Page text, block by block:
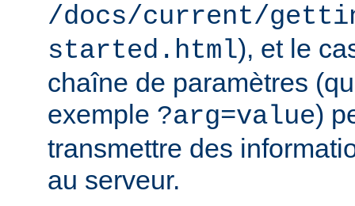
/docs/current/
started.html), et le
chaîne de paramètres
exemple ?arg=value)
transmettre des
au serveur.